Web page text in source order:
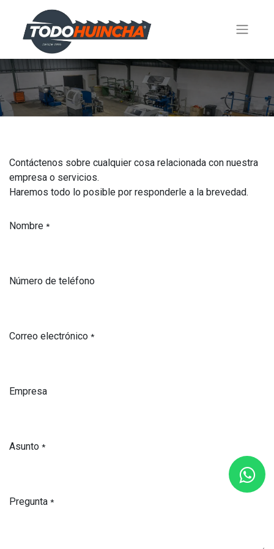
Contáctenos sobre cualquier cosa relacionada con nuestra
empresa o servicios.
Haremos todo lo posible por responderle a la brevedad.
Nombre *
Número de teléfono
Correo electrónico *
Empresa
Asunto *
Pregunta *